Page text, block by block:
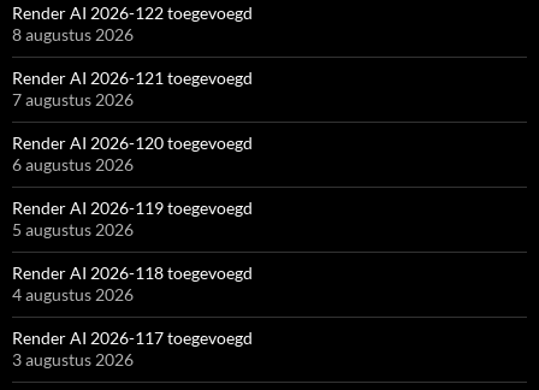
Render AI 2026-122 toegevoegd
8 augustus 2026
Render AI 2026-121 toegevoegd
7 augustus 2026
Render AI 2026-120 toegevoegd
6 augustus 2026
Render AI 2026-119 toegevoegd
5 augustus 2026
Render AI 2026-118 toegevoegd
4 augustus 2026
Render AI 2026-117 toegevoegd
3 augustus 2026